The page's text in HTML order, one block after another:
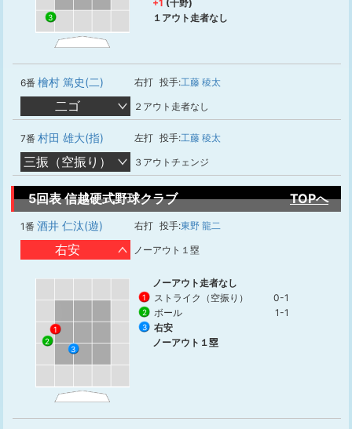
3
+1 (千野)
１アウト走者なし
6番 檜村 篤史(二) 右打 投手:工藤 稜太
二ゴ ２アウト走者なし
7番 村田 雄大(指) 左打 投手:工藤 稜太
三振（空振り） ３アウトチェンジ
5回表 信越硬式野球クラブ TOPへ
1番 酒井 仁汰(遊) 右打 投手:東野 龍二
右安 ノーアウト１塁
1
2
3
ノーアウト走者なし
1 ストライク（空振り） 0-1
2 ボール 1-1
3
右安
ノーアウト１塁